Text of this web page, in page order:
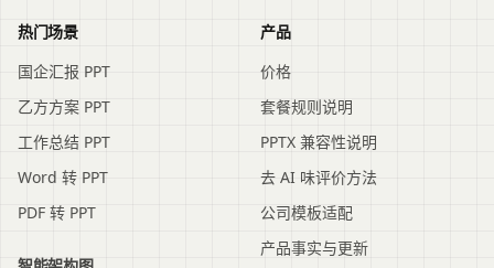
热门场景
国企汇报 PPT
乙方方案 PPT
工作总结 PPT
Word 转 PPT
PDF 转 PPT
产品
价格
套餐规则说明
PPTX 兼容性说明
去 AI 味评价方法
公司模板适配
产品事实与更新